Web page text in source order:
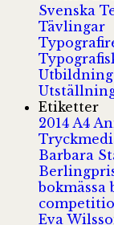
Svenska
Tävlingar
Utbildning
Etiketter
2014 A4
Barbara
bokmässa
Eva